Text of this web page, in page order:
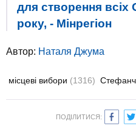
для створення всіх
року, - Мінрегіон
Автор: Наталя Джума
місцеві вибори (1316)
ПОДІЛИТИСЯ: